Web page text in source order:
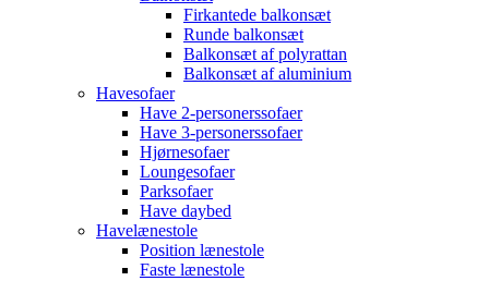
Firkantede balkonsæt
Runde balkonsæt
Balkonsæt af polyrattan
Balkonsæt af aluminium
Havesofaer
Have 2-personerssofaer
Have 3-personerssofaer
Hjørnesofaer
Loungesofaer
Parksofaer
Have daybed
Havelænestole
Position lænestole
Faste lænestole